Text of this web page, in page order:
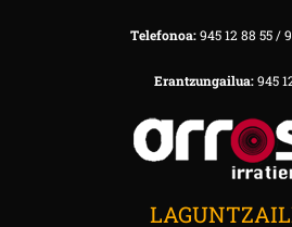
Telefonoa:945 12 88 55 /
Erantzungailua:945